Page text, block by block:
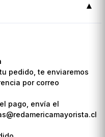
pedido, te enviaremos
por correo
pago, envía el